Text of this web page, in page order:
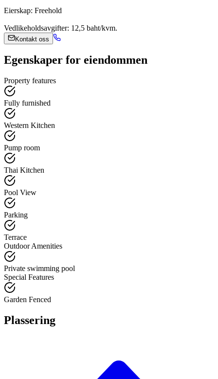
Eierskap: Freehold
Vedlikeholdsavgifter: 12,5 baht/kvm.
Kontakt oss
Egenskaper for eiendommen
Property features
Fully furnished
Western Kitchen
Pump room
Thai Kitchen
Pool View
Parking
Terrace
Outdoor Amenities
Private swimming pool
Special Features
Garden Fenced
Plassering